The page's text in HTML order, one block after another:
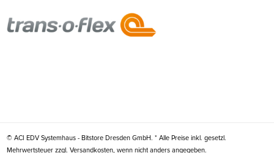
© ACI EDV Systemhaus - Bitstore Dresden GmbH. * Alle Preise inkl. gesetzl.
Mehrwertsteuer zzgl. Versandkosten, wenn nicht anders angegeben.